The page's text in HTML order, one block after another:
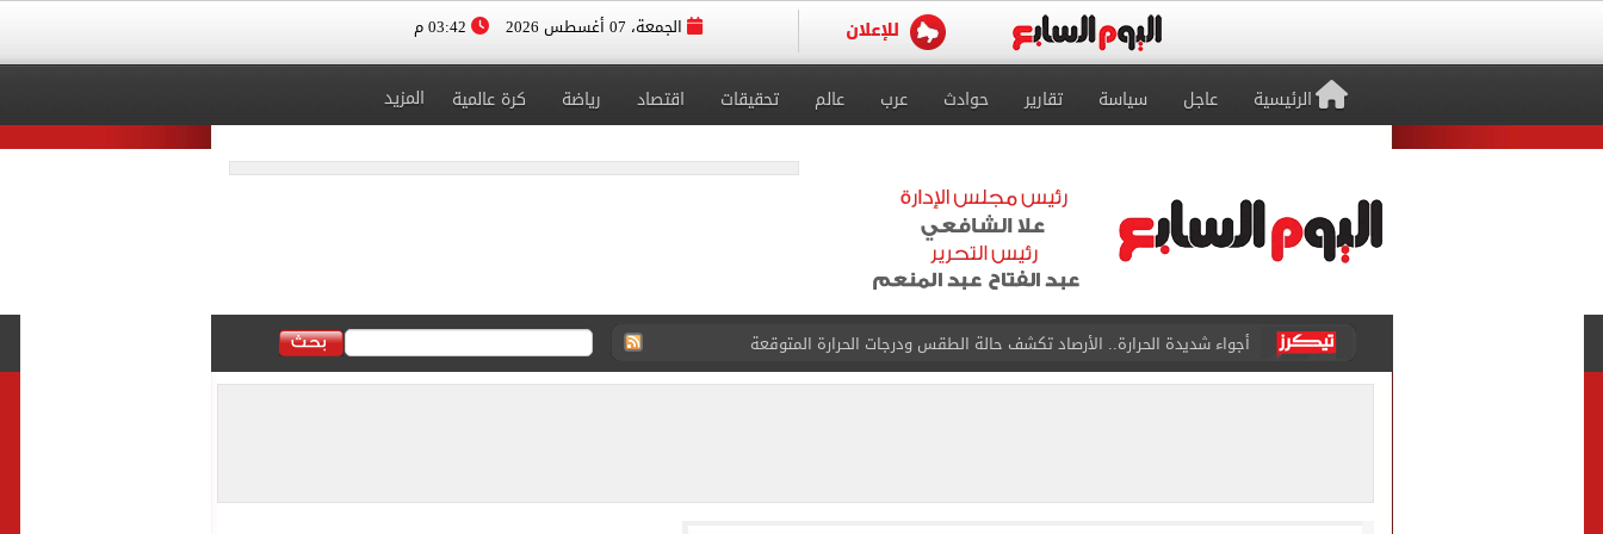
الجمعة، 07 أغسطس 2026
الرئيسية عاجل سياسة تقارير حوادث عرب عالم تحقيقات اقتصاد رياضة كرة عالمية المزيد
أجواء شديدة الحرارة.. الأرصاد تكشف حالة الطقس ودرجات الحرارة المتوقعة
رابطة الأندية تكشف جدول مواعيد مباريات الدوري.. تعديل التوقيتات فى رمضان
الأهلي يخوض أول مران فى معسكر إسبانيا استعداداً للموسم الجديد.. صور
بوتين يخطط لهجوم بري على دول الناتو.. ماذا سيفعل؟